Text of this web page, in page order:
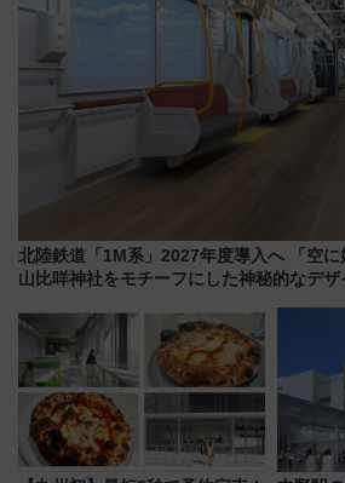
北陸鉄道「1M系」2027年度導入へ 「空
山比咩神社をモチーフにした神秘的なデザ